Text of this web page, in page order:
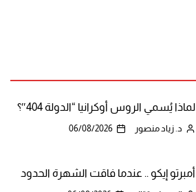
لماذا يُسمي الروس أوكرانيا “الدولة 404″؟
د. زياد منصور 06/08/2026
أمبرتو إيكو .. عندما فاقت الشهرة الحدود